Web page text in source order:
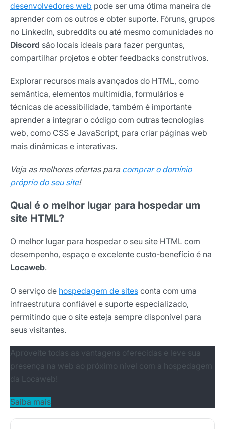
desenvolvedores web pode ser uma ótima maneira de
aprender com os outros e obter suporte. Fóruns, grupos
no LinkedIn, subreddits ou até mesmo comunidades no
Discord são locais ideais para fazer perguntas,
compartilhar projetos e obter feedbacks construtivos.
Explorar recursos mais avançados do HTML, como
semântica, elementos multimídia, formulários e
técnicas de acessibilidade, também é importante
aprender a integrar o código com outras tecnologias
web, como CSS e JavaScript, para criar páginas web
mais dinâmicas e interativas.
Veja as melhores ofertas para comprar o domínio
próprio do seu site!
Qual é o melhor lugar para hospedar um
site HTML?
O melhor lugar para hospedar o seu site HTML com
desempenho, espaço e excelente custo-benefício é na
Locaweb.
O serviço de hospedagem de sites conta com uma
infraestrutura confiável e suporte especializado,
permitindo que o site esteja sempre disponível para
seus visitantes.
Aproveite todas as vantagens oferecidas e leve sua
presença na web ao próximo nível com a hospedagem
da Locaweb!
Saiba mais